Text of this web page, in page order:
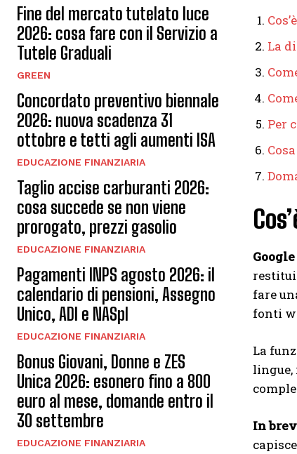
Fine del mercato tutelato luce
2026: cosa fare con il Servizio a
Tutele Graduali
GREEN
Concordato preventivo biennale
2026: nuova scadenza 31
ottobre e tetti agli aumenti ISA
EDUCAZIONE FINANZIARIA
Taglio accise carburanti 2026:
cosa succede se non viene
prorogato, prezzi gasolio
EDUCAZIONE FINANZIARIA
Pagamenti INPS agosto 2026: il
calendario di pensioni, Assegno
Unico, ADI e NASpI
EDUCAZIONE FINANZIARIA
Bonus Giovani, Donne e ZES
Unica 2026: esonero fino a 800
euro al mese, domande entro il
30 settembre
EDUCAZIONE FINANZIARIA
La
Per
fare
fonti
La
lingue,
In